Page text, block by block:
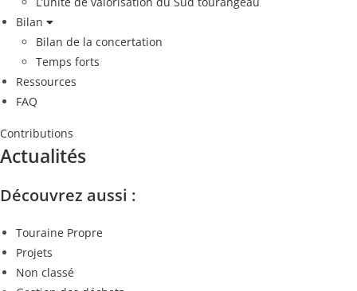
Bilan
Bilan de la concertation
Temps forts
Ressources
FAQ
Contributions
Actualités
Découvrez aussi :
Touraine Propre
Projets
Non classé